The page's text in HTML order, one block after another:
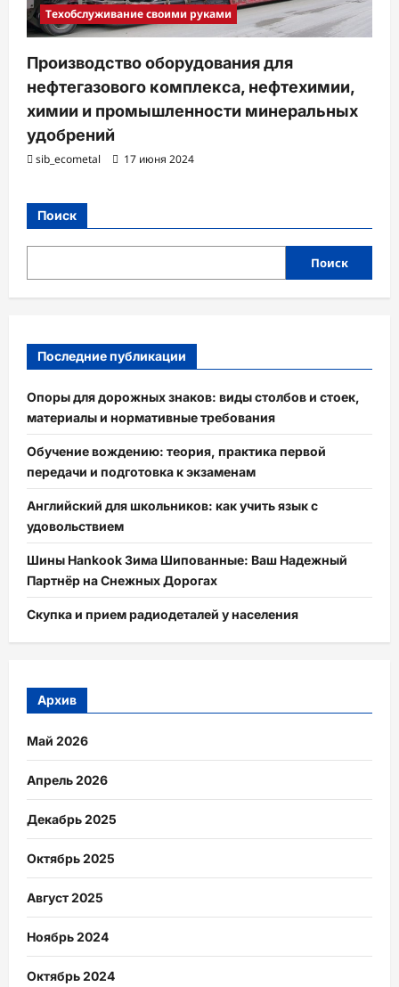
Техобслуживание своими руками
Производство оборудования для
нефтегазового комплекса, нефтехимии,
химии и промышленности минеральных
удобрений
sib_ecometal 17 июня 2024
Поиск
Поиск
Последние публикации
Опоры для дорожных знаков: виды столбов и стоек,
материалы и нормативные требования
Обучение вождению: теория, практика первой
передачи и подготовка к экзаменам
Английский для школьников: как учить язык с
удовольствием
Шины Hankook Зима Шипованные: Ваш Надежный
Партнёр на Снежных Дорогах
Скупка и прием радиодеталей у населения
Архив
Май 2026
Апрель 2026
Декабрь 2025
Октябрь 2025
Август 2025
Ноябрь 2024
Октябрь 2024